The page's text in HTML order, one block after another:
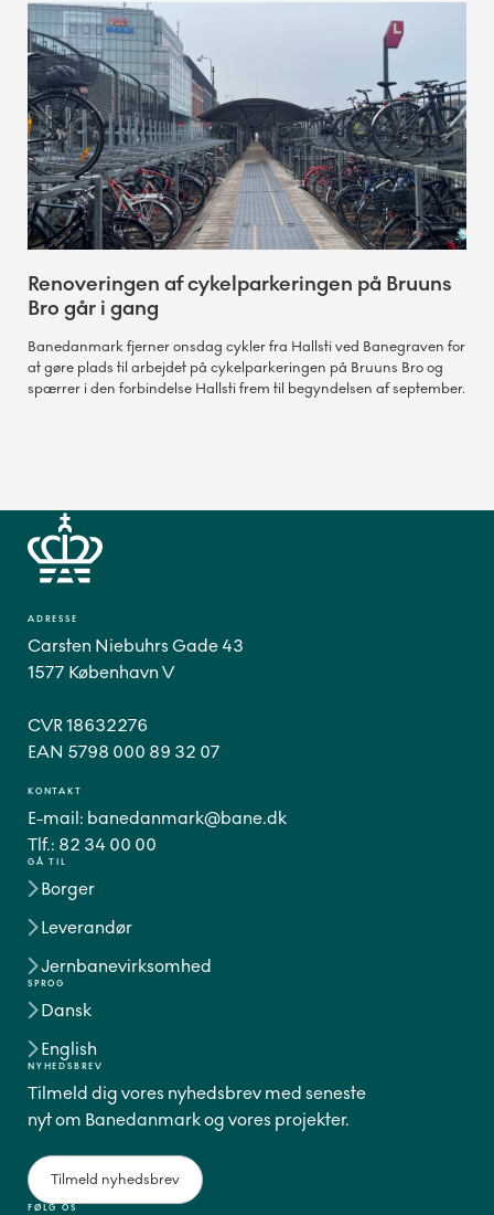
Renoveringen af cykelparkeringen på Bruuns
Bro går i gang
Banedanmark fjerner onsdag cykler fra Hallsti ved Banegraven for
at gøre plads til arbejdet på cykelparkeringen på Bruuns Bro og
spærrer i den forbindelse Hallsti frem til begyndelsen af september.
GÅ TIL
Borger
Leverandør
Jernbanevirksomhed
SPROG
Dansk
English
FØLG OS
ADRESSE
Carsten Niebuhrs Gade 43
1577 København V
CVR 18632276
EAN 5798 000 89 32 07
KONTAKT
E-mail: banedanmark@bane.dk
Tlf.: 82 34 00 00
NYHEDSBREV
Tilmeld dig vores nyhedsbrev med seneste
nyt om Banedanmark og vores projekter.
Tilmeld nyhedsbrev